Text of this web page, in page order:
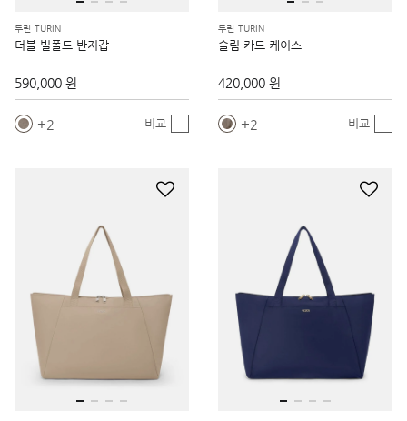
투린 TURIN
더블 빌폴드 반지갑
590,000 원
2 비교
투린 TURIN
슬림 카드 케이스
420,000 원
2 비교